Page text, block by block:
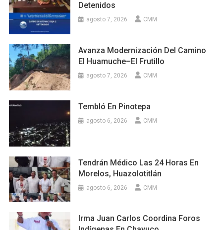
Detenidos
agosto 7, 2026 CMM
Avanza Modernización Del Camino
El Huamuche–El Frutillo
agosto 7, 2026 CMM
Tembló En Pinotepa
agosto 6, 2026 CMM
Tendrán Médico Las 24 Horas En
Morelos, Huazolotitlán
agosto 6, 2026 CMM
Irma Juan Carlos Coordina Foros